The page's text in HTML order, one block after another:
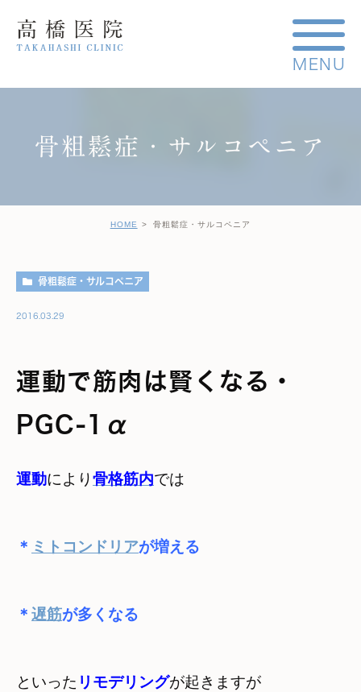
骨粗鬆症・サルコペニア
HOME 骨粗鬆症・サルコペニア
骨粗鬆症・サルコペニア
2016.03.29
運動で筋肉は賢くなる・
PGC-1α
運動により骨格筋内
＊ ミトコンドリア
＊ 遅筋
といった リモデリングが起きますが